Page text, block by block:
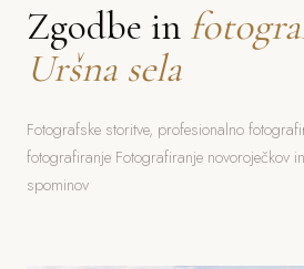
Zgodbe in
Uršna sela
Fotografske storitve, profesionalno
fotografiranje Fotografiranje novoroječkov
spominov